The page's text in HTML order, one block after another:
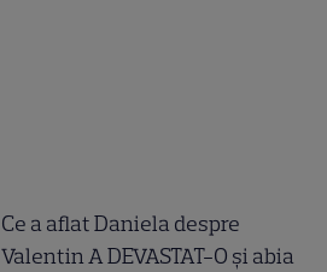
Ce a aflat Daniela despre
Valentin A DEVASTAT-O și abia